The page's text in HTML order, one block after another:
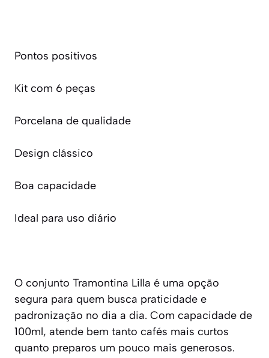
Pontos positivos
Kit com 6 peças
Porcelana de qualidade
Design clássico
Boa capacidade
Ideal para uso diário
O conjunto Tramontina Lilla é uma opção
segura para quem busca praticidade e
padronização no dia a dia. Com capacidade de
100ml, atende bem tanto cafés mais curtos
quanto preparos um pouco mais generosos.